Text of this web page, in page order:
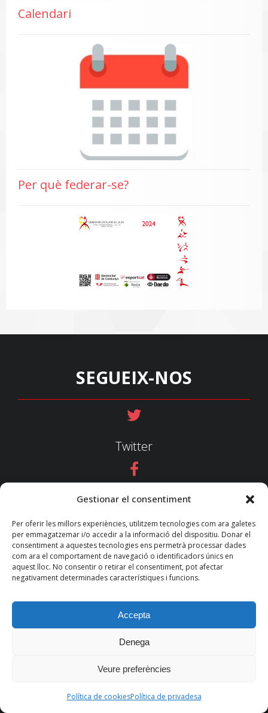
Gestionar el consentiment
Per oferir les millors experiències, utilitzem tecnologies com ara galetes
per emmagatzemar i/o accedir a la informació del dispositiu. Donar el
consentiment a aquestes tecnologies ens permetrà processar dades
com ara el comportament de navegació o identificadors únics en
aquest lloc. No consentir o retirar el consentiment, pot afectar
negativament determinades característiques i funcions.
Accepta
Denega
Veure preferències
Política de cookiesPolítica de privadesa
Calendari
Per què federar-se?
SEGUEIX-NOS
Twitter
Facebook
Instagram
Youtube
ON ESTEM